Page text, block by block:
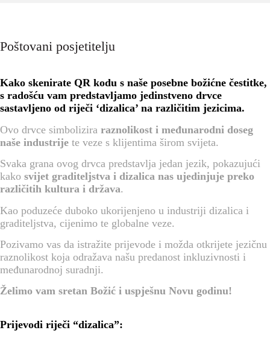
Poštovani posjetitelju
Kako skenirate QR kodu s naše posebne božićne čestitke,
s radošću vam predstavljamo jedinstveno drvce
sastavljeno od riječi ‘dizalica’ na različitim jezicima.
Ovo drvce simbolizira raznolikost i međunarodni doseg
naše industrije te veze s klijentima širom svijeta.
Svaka grana ovog drvca predstavlja jedan jezik, pokazujući
kako svijet graditeljstva i dizalica nas ujedinjuje preko
različitih kultura i država.
Kao poduzeće duboko ukorijenjeno u industriji dizalica i
graditeljstva, cijenimo te globalne veze.
Pozivamo vas da istražite prijevode i možda otkrijete jezičnu
raznolikost koja odražava našu predanost inkluzivnosti i
međunarodnoj suradnji.
Želimo vam sretan Božić i uspješnu Novu godinu!
Prijevodi riječi “dizalica”: